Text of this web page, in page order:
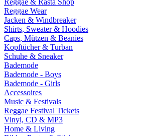
Reggae & Rasta Shop
Reggae Wear
Jacken & Windbreaker
Shirts, Sweater & Hoodies
Caps, Mützen & Beanies
Kopftücher & Turban
Schuhe & Sneaker
Bademode
Bademode - Boys
Bademode - Girls
Accessoires
Music & Festivals
Reggae Festival Tickets
Vinyl, CD & MP3
Home & Living